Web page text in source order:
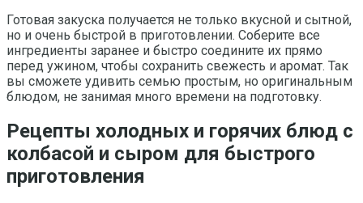
Готовая закуска получается не только вкусной и сытной,
но и очень быстрой в приготовлении. Соберите все
ингредиенты заранее и быстро соедините их прямо
перед ужином, чтобы сохранить свежесть и аромат. Так
вы сможете удивить семью простым, но оригинальным
блюдом, не занимая много времени на подготовку.
Рецепты холодных и горячих блюд с
колбасой и сыром для быстрого
приготовления